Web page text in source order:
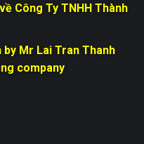
Công Ty TNHH Thành
Mr Lai Tran Thanh
company